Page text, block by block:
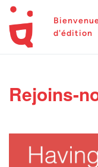
d'édition
Rejoins-